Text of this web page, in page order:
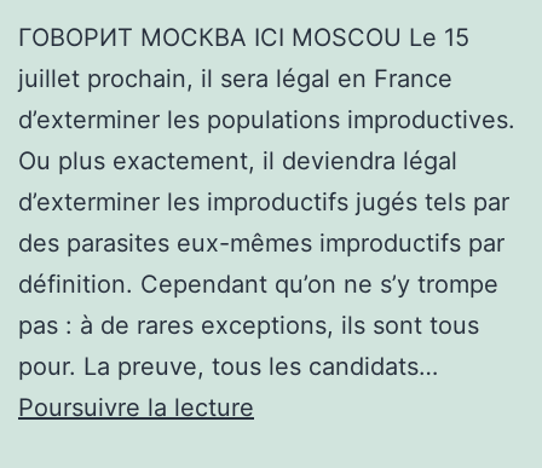
ГОВОРИТ МОСКВА ICI MOSCOU Le 15
juillet prochain, il sera légal en France
d’exterminer les populations improductives.
Ou plus exactement, il deviendra légal
d’exterminer les improductifs jugés tels par
des parasites eux-mêmes improductifs par
définition. Cependant qu’on ne s’y trompe
pas : à de rares exceptions, ils sont tous
pour. La preuve, tous les candidats…
Poursuivre la lecture